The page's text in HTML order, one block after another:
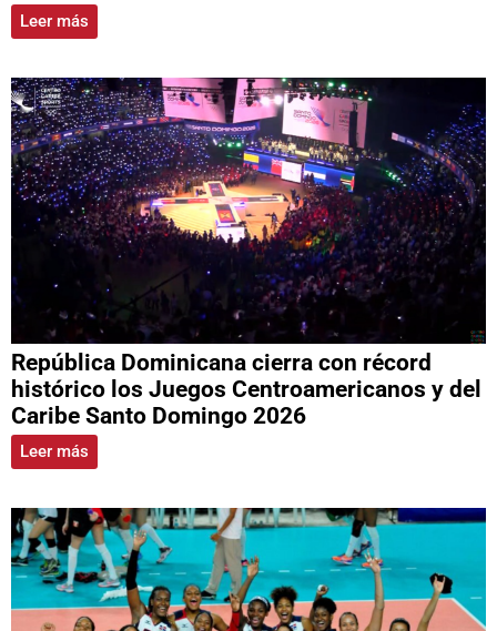
Leer más
República Dominicana cierra con récord
histórico los Juegos Centroamericanos y del
Caribe Santo Domingo 2026
Leer más